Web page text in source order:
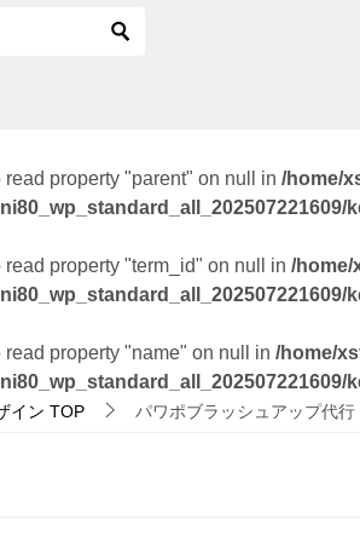
read property "parent" on null in /home/
read property "term_id" on null in /home/
read property "name" on null in /home/
イン TOP パワポブラッシュアップ代行